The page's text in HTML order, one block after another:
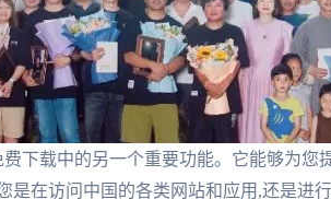
下载中的另一个重要功能。它能够为您
是在访问中国的各类网站和应用,还是进